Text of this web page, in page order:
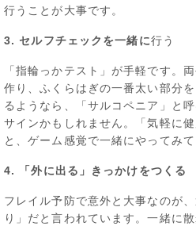
行うことが大事です。
3. セルフチェックを一緒に行う
「指輪っかテスト」が手軽です。
作り、ふくらはぎの一番太い部分
るようなら、「サルコペニア」と
サインかもしれません。「気軽に
と、ゲーム感覚で一緒にやってみ
4. 「外に出る」きっかけをつくる
フレイル予防で意外と大事なのが
り」だと言われています。一緒に